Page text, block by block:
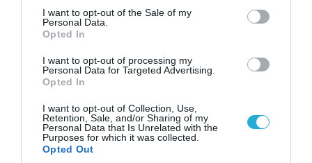
consent section.
I want to opt-out of the Sale of my
Personal Data.
Opted In
I want to opt-out of processing my
Personal Data for Targeted Advertising.
Opted In
I want to opt-out of Collection, Use,
Retention, Sale, and/or Sharing of my
Personal Data that Is Unrelated with the
Purposes for which it was collected.
Opted Out
09.08.2026 | 13:02
Το Ιράν «παγώνει» τις ΗΠΑ για άνοιγμα των
Στενών του Ορμούζ: «Δίνετε άμεσα 300
δισ.δολάρια και διόδια» (upd)